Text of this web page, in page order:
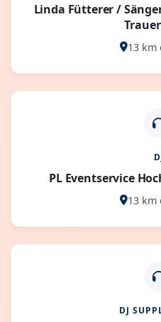
Linda Fütterer /
13 km
PL Eventservice
13 km
DJ